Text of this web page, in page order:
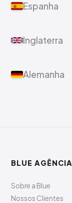
Espanha
Inglaterra
Alemanha
BLUE AGÊNCIA
Sobre a Blue
Nossos Clientes